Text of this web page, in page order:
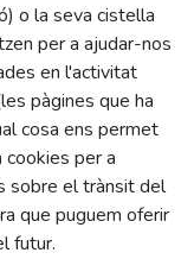
o la seva cistella
per a ajudar-nos
en l'activitat
pàgines que ha
cosa ens permet
per a
sobre el trànsit del
que puguem oferir
futur.